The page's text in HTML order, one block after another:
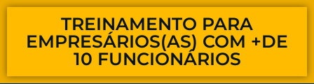
TREINAMENTO PARA
EMPRESÁRIOS(AS) COM +DE
10 FUNCIONÁRIOS